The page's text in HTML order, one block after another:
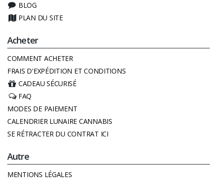
BLOG
PLAN DU SITE
Acheter
COMMENT ACHETER
FRAIS D'EXPÉDITION ET CONDITIONS
CADEAU SÉCURISÉ
FAQ
MODES DE PAIEMENT
CALENDRIER LUNAIRE CANNABIS
SE RÉTRACTER DU CONTRAT ICI
Autre
MENTIONS LÉGALES